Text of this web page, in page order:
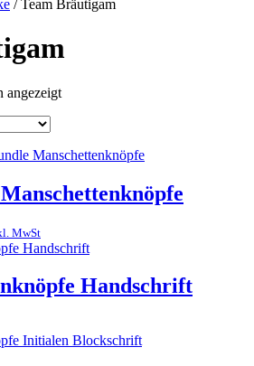
/ Team Bräutigam
angezeigt
€.
MwSt
Handschrift